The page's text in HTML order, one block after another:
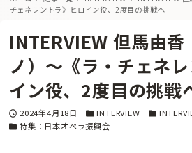
チェネレントラ》ヒロイン役、2度目の挑戦へ
INTERVIEW 但馬由香
ノ）〜《ラ・チェネ
イン役、2度目の挑戦
投稿日
2024年4月18日 カテゴリー
INTERVIEW カテゴリー
カテゴリー
特集：日本オペラ振興会